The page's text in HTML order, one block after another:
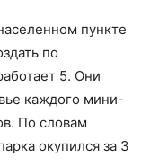
пункте
по
5. Они
каждого мини-
По словам
окупился за 3